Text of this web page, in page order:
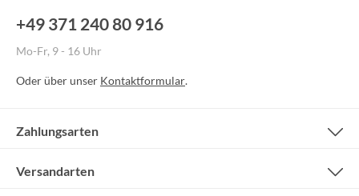
+49 371 240 80 916
Mo-Fr, 9 - 16 Uhr
Oder über unser Kontaktformular.
Zahlungsarten
Versandarten